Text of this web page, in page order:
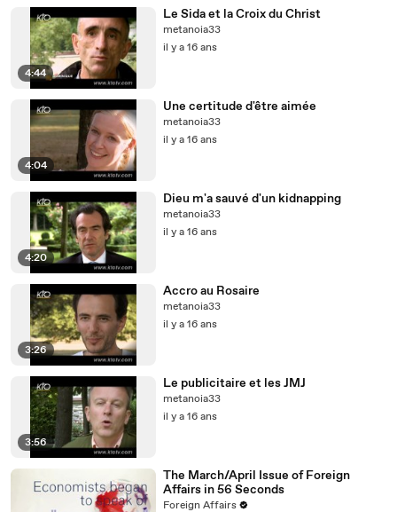
4:44
Le Sida et la Croix du Christ
metanoia33
il y a 16 ans
4:04
Une certitude d'être aimée
metanoia33
il y a 16 ans
4:20
Dieu m'a sauvé d'un kidnapping
metanoia33
il y a 16 ans
3:26
Accro au Rosaire
metanoia33
il y a 16 ans
3:56
Le publicitaire et les JMJ
metanoia33
il y a 16 ans
The March/April Issue of Foreign
Affairs in 56 Seconds
Foreign Affairs